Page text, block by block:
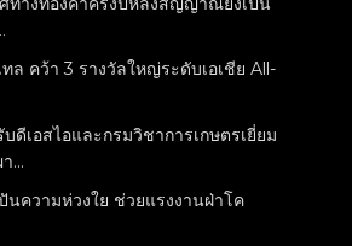
ล คว้า 3 รางวัลใหญ่ระดับเอเชีย All-
ดีเอสไอและกรมวิชาการเกษตรเยี่ยม
...
นความห่วงใย ช่วยแรงงานฝ่าโค